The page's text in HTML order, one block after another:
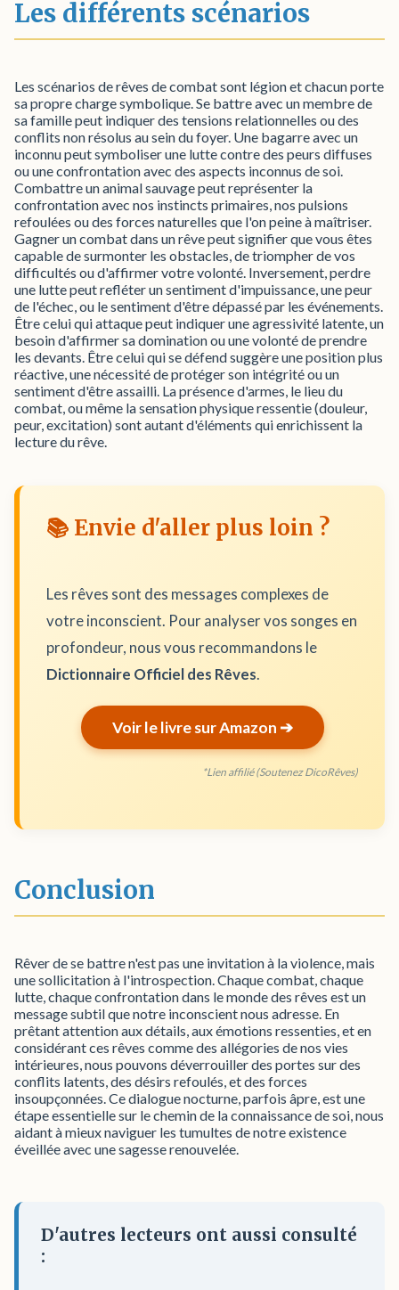
Les différents scénarios
Les scénarios de rêves de combat sont légion et chacun porte
sa propre charge symbolique. Se battre avec un membre de
sa famille peut indiquer des tensions relationnelles ou des
conflits non résolus au sein du foyer. Une bagarre avec un
inconnu peut symboliser une lutte contre des peurs diffuses
ou une confrontation avec des aspects inconnus de soi.
Combattre un animal sauvage peut représenter la
confrontation avec nos instincts primaires, nos pulsions
refoulées ou des forces naturelles que l'on peine à maîtriser.
Gagner un combat dans un rêve peut signifier que vous êtes
capable de surmonter les obstacles, de triompher de vos
difficultés ou d'affirmer votre volonté. Inversement, perdre
une lutte peut refléter un sentiment d'impuissance, une peur
de l'échec, ou le sentiment d'être dépassé par les événements.
Être celui qui attaque peut indiquer une agressivité latente, un
besoin d'affirmer sa domination ou une volonté de prendre
les devants. Être celui qui se défend suggère une position plus
réactive, une nécessité de protéger son intégrité ou un
sentiment d'être assailli. La présence d'armes, le lieu du
combat, ou même la sensation physique ressentie (douleur,
peur, excitation) sont autant d'éléments qui enrichissent la
lecture du rêve.
📚 Envie d'aller plus loin ?
Les rêves sont des messages complexes de
votre inconscient. Pour analyser vos songes en
profondeur, nous vous recommandons le
Dictionnaire Officiel des Rêves.
Voir le livre sur Amazon ➔
*Lien affilié (Soutenez DicoRêves)
Conclusion
Rêver de se battre n'est pas une invitation à la violence, mais
une sollicitation à l'introspection. Chaque combat, chaque
lutte, chaque confrontation dans le monde des rêves est un
message subtil que notre inconscient nous adresse. En
prêtant attention aux détails, aux émotions ressenties, et en
considérant ces rêves comme des allégories de nos vies
intérieures, nous pouvons déverrouiller des portes sur des
conflits latents, des désirs refoulés, et des forces
insoupçonnées. Ce dialogue nocturne, parfois âpre, est une
étape essentielle sur le chemin de la connaissance de soi, nous
aidant à mieux naviguer les tumultes de notre existence
éveillée avec une sagesse renouvelée.
D'autres lecteurs ont aussi consulté
: